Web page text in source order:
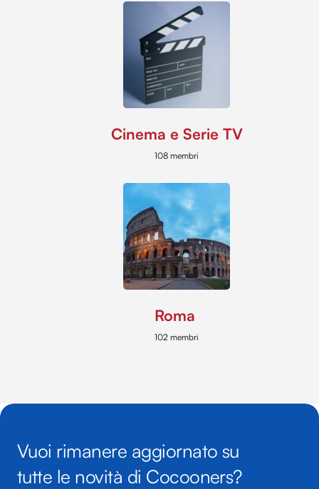
Cinema e Serie TV
108 membri
Roma
102 membri
Vuoi rimanere aggiornato su
tutte le novità di Cocooners?